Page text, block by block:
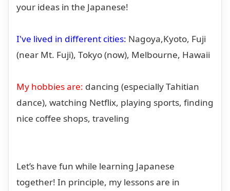
your ideas in the Japanese!
I've lived in different cities: Nagoya,Kyoto, Fuji
(near Mt. Fuji), Tokyo (now), Melbourne, Hawaii
My hobbies are: dancing (especially Tahitian
dance), watching Netflix, playing sports, finding
nice coffee shops, traveling
Let’s have fun while learning Japanese
together! In principle, my lessons are in